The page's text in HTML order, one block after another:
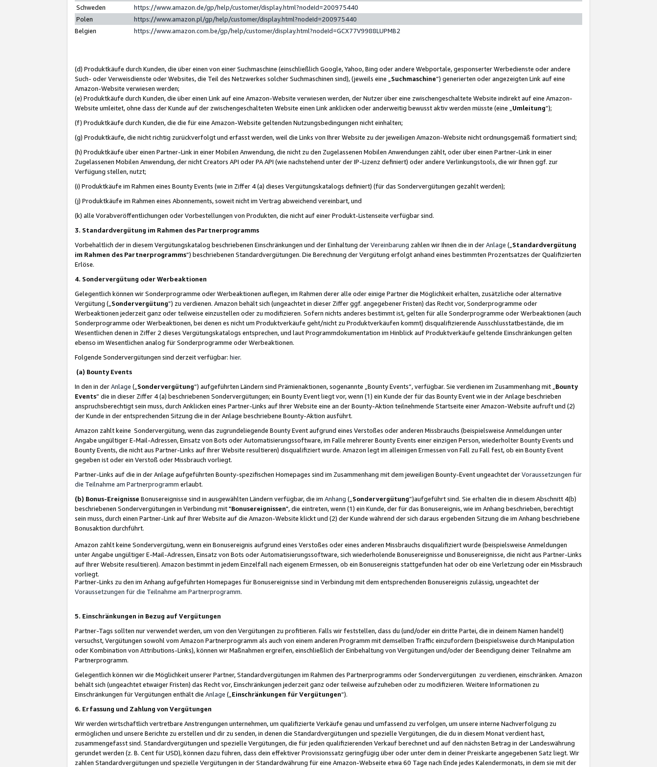
Schweden
https://www.amazon.de/gp/help/customer/display.html?nodeId=200975440
Polen
https://www.amazon.pl/gp/help/customer/display.html?nodeId=200975440
Belgien
https://www.amazon.com.be/gp/help/customer/display.html?nodeId=GCX77V9988LUPMB2
(d) Produktkäufe durch Kunden, die über einen von einer Suchmaschine (einschließlich Google, Yahoo, Bing oder andere Webportale, gesponserter Werbedienste oder andere
Such- oder Verweisdienste oder Websites, die Teil des Netzwerkes solcher Suchmaschinen sind), (jeweils eine „ Suchmaschine“) generierten oder angezeigten Link auf eine
Amazon-Website verwiesen werden;
(e) Produktkäufe durch Kunden, die über einen Link auf eine Amazon-Website verwiesen werden, der Nutzer über eine zwischengeschaltete Website indirekt auf eine Amazon-
Website umleitet, ohne dass der Kunde auf der zwischengeschalteten Website einen Link anklicken oder anderweitig bewusst aktiv werden müsste (eine „ Umleitung“);
(f) Produktkäufe durch Kunden, die die für eine Amazon-Website geltenden Nutzungsbedingungen nicht einhalten;
(g) Produktkäufe, die nicht richtig zurückverfolgt und erfasst werden, weil die Links von Ihrer Website zu der jeweiligen Amazon-Website nicht ordnungsgemäß formatiert sind;
(h) Produktkäufe über einen Partner-Link in einer Mobilen Anwendung, die nicht zu den Zugelassenen Mobilen Anwendungen zählt, oder über einen Partner-Link in einer
Zugelassenen Mobilen Anwendung, der nicht Creators API oder PA API (wie nachstehend unter der IP-Lizenz definiert) oder andere Verlinkungstools, die wir Ihnen ggf. zur
Verfügung stellen, nutzt;
(i) Produktkäufe im Rahmen eines Bounty Events (wie in Ziffer 4 (a) dieses Vergütungskatalogs definiert) (für das Sondervergütungen gezahlt werden);
(j) Produktkäufe im Rahmen eines Abonnements, soweit nicht im Vertrag abweichend vereinbart, und
(k) alle Vorabveröffentlichungen oder Vorbestellungen von Produkten, die nicht auf einer Produkt-Listenseite verfügbar sind.
3. Standardvergütung im Rahmen des Partnerprogramms
Vorbehaltlich der in diesem Vergütungskatalog beschriebenen Einschränkungen und der Einhaltung derVereinbarung zahlen wir Ihnen die in derAnlage („ Standardvergütung
im Rahmen des Partnerprogramms“) beschriebenen Standardvergütungen. Die Berechnung der Vergütung erfolgt anhand eines bestimmten Prozentsatzes der Qualifizierten
Erlöse.
4. Sondervergütung oder Werbeaktionen
Gelegentlich können wir Sonderprogramme oder Werbeaktionen auflegen, im Rahmen derer alle oder einige Partner die Möglichkeit erhalten, zusätzliche oder alternative
Vergütung („ Sondervergütung”) zu verdienen. Amazon behält sich (ungeachtet in dieser Ziffer ggf. angegebener Fristen) das Recht vor, Sonderprogramme oder
Werbeaktionen jederzeit ganz oder teilweise einzustellen oder zu modifizieren. Sofern nichts anderes bestimmt ist, gelten für alle Sonderprogramme oder Werbeaktionen (auch
Sonderprogramme oder Werbeaktionen, bei denen es nicht um Produktverkäufe geht/nicht zu Produktverkäufen kommt) disqualifizierende Ausschlusstatbestände, die im
Wesentlichen denen in Ziffer 2 dieses Vergütungskatalogs entsprechen, und laut Programmdokumentation im Hinblick auf Produktverkäufe geltende Einschränkungen gelten
ebenso im Wesentlichen analog für Sonderprogramme oder Werbeaktionen.
Folgende Sondervergütungen sind derzeit verfügbar: hier.
(a) Bounty Events
In den in derAnlage („ Sondervergütung“) aufgeführten Ländern sind Prämienaktionen, sogenannte „Bounty Events“, verfügbar. Sie verdienen im Zusammenhang mit „ Bounty
Events“ die in dieser Ziffer 4 (a) beschriebenen Sondervergütungen; ein Bounty Event liegt vor, wenn (1) ein Kunde der für das Bounty Event wie in der Anlage beschrieben
anspruchsberechtigt sein muss, durch Anklicken eines Partner-Links auf Ihrer Website eine an der Bounty-Aktion teilnehmende Startseite einer Amazon-Website aufruft und (2)
der Kunde in der entsprechenden Sitzung die in der Anlage beschriebene Bounty-Aktion ausführt.
Amazon zahlt keine Sondervergütung, wenn das zugrundeliegende Bounty Event aufgrund eines Verstoßes oder anderen Missbrauchs (beispielsweise Anmeldungen unter
Angabe ungültiger E-Mail-Adressen, Einsatz von Bots oder Automatisierungssoftware, im Falle mehrerer Bounty Events einer einzigen Person, wiederholter Bounty Events und
Bounty Events, die nicht aus Partner-Links auf Ihrer Website resultieren) disqualifiziert wurde. Amazon legt im alleinigen Ermessen von Fall zu Fall fest, ob ein Bounty Event
gegeben ist oder ein Verstoß oder Missbrauch vorliegt.
Partner-Links auf die in der Anlage aufgeführten Bounty-spezifischen Homepages sind im Zusammenhang mit dem jeweiligen Bounty-Event ungeachtet derVoraussetzungen für
die Teilnahme am Partnerprogramm erlaubt.
(b) Bonus-Ereignisse Bonusereignisse sind in ausgewählten Ländern verfügbar, die im Anhang („ Sondervergütung“)aufgeführt sind. Sie erhalten die in diesem Abschnitt 4(b)
beschriebenen Sondervergütungen in Verbindung mit "Bonusereignissen", die eintreten, wenn (1) ein Kunde, der für das Bonusereignis, wie im Anhang beschrieben, berechtigt
sein muss, durch einen Partner-Link auf Ihrer Website auf die Amazon-Website klickt und (2) der Kunde während der sich daraus ergebenden Sitzung die im Anhang beschriebene
Bonusaktion durchführt.
Amazon zahlt keine Sondervergütung, wenn ein Bonusereignis aufgrund eines Verstoßes oder eines anderen Missbrauchs disqualifiziert wurde (beispielsweise Anmeldungen
unter Angabe ungültiger E-Mail-Adressen, Einsatz von Bots oder Automatisierungssoftware, sich wiederholende Bonusereignisse und Bonusereignisse, die nicht aus Partner-Links
auf Ihrer Website resultieren). Amazon bestimmt in jedem Einzelfall nach eigenem Ermessen, ob ein Bonusereignis stattgefunden hat oder ob eine Verletzung oder ein Missbrauch
vorliegt.
Partner-Links zu den im Anhang aufgeführten Homepages für Bonusereignisse sind in Verbindung mit dem entsprechenden Bonusereignis zulässig, ungeachtet der
Voraussetzungen für die Teilnahme am Partnerprogramm.
5. Einschränkungen in Bezug auf Vergütungen
Partner-Tags sollten nur verwendet werden, um von den Vergütungen zu profitieren. Falls wir feststellen, dass du (und/oder ein dritte Partei, die in deinem Namen handelt)
versuchst, Vergütungen sowohl vom Amazon Partnerprogramm als auch von einem anderen Programm mit demselben Traffic einzufordern (beispielsweise durch Manipulation
oder Kombination von Attributions-Links), können wir Maßnahmen ergreifen, einschließlich der Einbehaltung von Vergütungen und/oder der Beendigung deiner Teilnahme am
Partnerprogramm.
Gelegentlich können wir die Möglichkeit unserer Partner, Standardvergütungen im Rahmen des Partnerprogramms oder Sondervergütungen zu verdienen, einschränken. Amazon
behält sich (ungeachtet etwaiger Fristen) das Recht vor, Einschränkungen jederzeit ganz oder teilweise aufzuheben oder zu modifizieren. Weitere Informationen zu
Einschränkungen für Vergütungen enthält die Anlage („ Einschränkungen für Vergütungen“).
6. Erfassung und Zahlung von Vergütungen
Wir werden wirtschaftlich vertretbare Anstrengungen unternehmen, um qualifizierte Verkäufe genau und umfassend zu verfolgen, um unsere interne Nachverfolgung zu
ermöglichen und unsere Berichte zu erstellen und dir zu senden, in denen die Standardvergütungen und spezielle Vergütungen, die du in diesem Monat verdient hast,
zusammengefasst sind. Standardvergütungen und spezielle Vergütungen, die für jeden qualifizierenden Verkauf berechnet und auf den nächsten Betrag in der Landeswährung
gerundet werden (z. B. Cent für USD), können dazu führen, dass dein effektiver Provisionssatz geringfügig über oder unter dem in deiner Preiskarte angegebenen Satz liegt. Wir
zahlen Standardvergütungen und spezielle Vergütungen in der Standardwährung für eine Amazon-Webseite etwa 60 Tage nach Ende jedes Kalendermonats, in dem sie mit der